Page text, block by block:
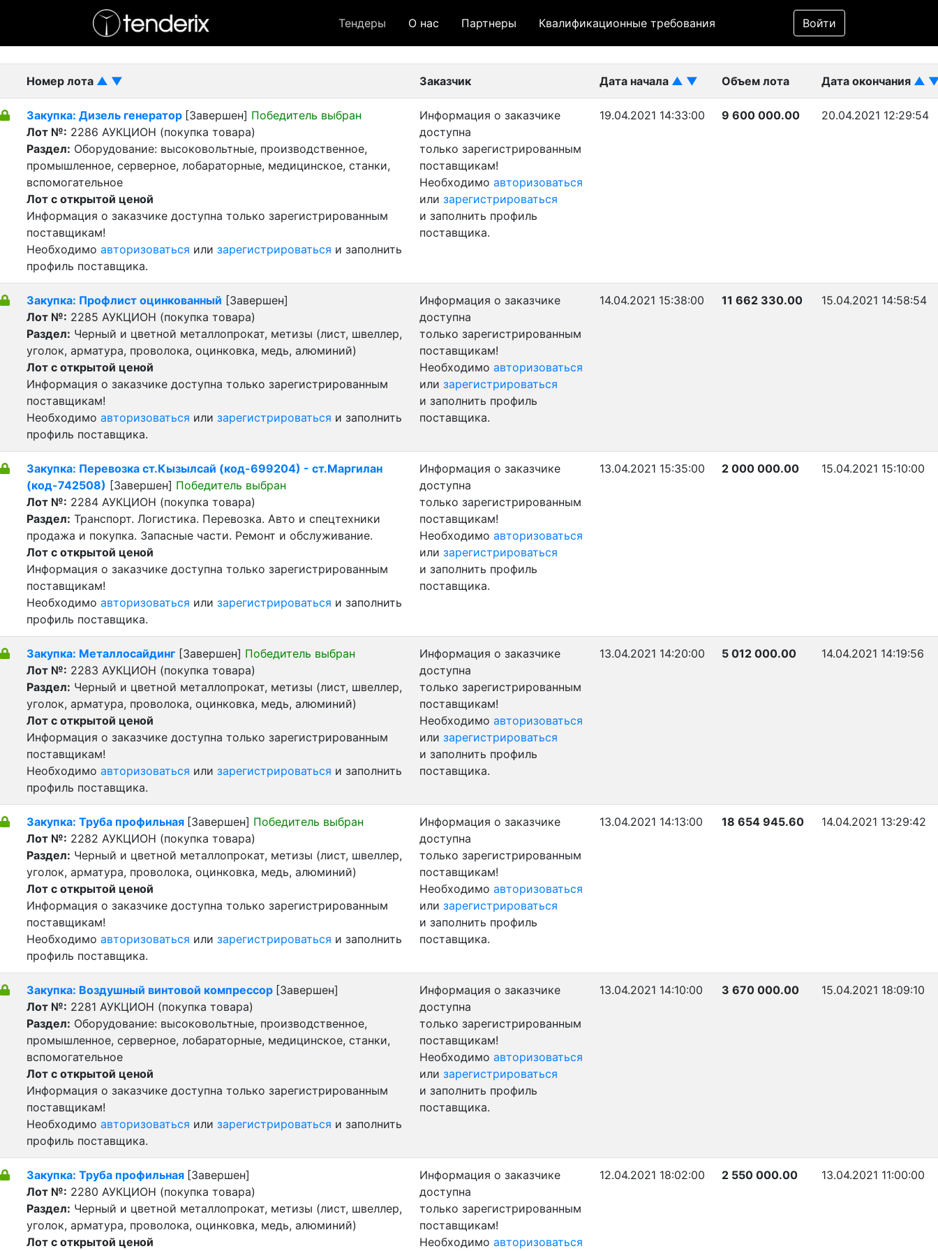
Тендеры О нас Партнеры Квалификационные требования Войти
Фильтр
- Завершенный лот
Номер лота ▲ ▼ Заказчик Дата начала ▲ ▼ Объем лота Дата окончания ▲
Закупка: Дизель генератор [Завершен] Победитель выбран
Лот №: 2286 АУКЦИОН (покупка товара)
Раздел: Оборудование: высоковольтные, производственное,
промышленное, серверное, лобараторные, медицинское, станки,
вспомогательное
Лот с открытой ценой
Информация о заказчике доступна только зарегистрированным
поставщикам!
Необходимо авторизоваться или зарегистрироваться и заполнить
профиль поставщика.
Информация о заказчике
доступна
только зарегистрированным
поставщикам!
Необходимо авторизоваться
или зарегистрироваться
и заполнить профиль
поставщика.
19.04.2021 14:33:00 9 600 000.00 20.04.2021 12:29:54
Закупка: Профлист оцинкованный [Завершен]
Лот №: 2285 АУКЦИОН (покупка товара)
Раздел: Черный и цветной металлопрокат, метизы (лист, швеллер,
уголок, арматура, проволока, оцинковка, медь, алюминий)
Лот с открытой ценой
Информация о заказчике доступна только зарегистрированным
поставщикам!
Необходимо авторизоваться или зарегистрироваться и заполнить
профиль поставщика.
Информация о заказчике
доступна
только зарегистрированным
поставщикам!
Необходимо авторизоваться
или зарегистрироваться
и заполнить профиль
поставщика.
14.04.2021 15:38:00 11 662 330.00 15.04.2021 14:58:54
Закупка: Перевозка ст.Кызылсай (код-699204) - ст.Маргилан
(код-742508) [Завершен] Победитель выбран
Лот №: 2284 АУКЦИОН (покупка товара)
Раздел: Транспорт. Логистика. Перевозка. Авто и спецтехники
продажа и покупка. Запасные части. Ремонт и обслуживание.
Лот с открытой ценой
Информация о заказчике доступна только зарегистрированным
поставщикам!
Необходимо авторизоваться или зарегистрироваться и заполнить
профиль поставщика.
Информация о заказчике
доступна
только зарегистрированным
поставщикам!
Необходимо авторизоваться
или зарегистрироваться
и заполнить профиль
поставщика.
13.04.2021 15:35:00 2 000 000.00 15.04.2021 15:10:00
Закупка: Металлосайдинг [Завершен] Победитель выбран
Лот №: 2283 АУКЦИОН (покупка товара)
Раздел: Черный и цветной металлопрокат, метизы (лист, швеллер,
уголок, арматура, проволока, оцинковка, медь, алюминий)
Лот с открытой ценой
Информация о заказчике доступна только зарегистрированным
поставщикам!
Необходимо авторизоваться или зарегистрироваться и заполнить
профиль поставщика.
Информация о заказчике
доступна
только зарегистрированным
поставщикам!
Необходимо авторизоваться
или зарегистрироваться
и заполнить профиль
поставщика.
13.04.2021 14:20:00 5 012 000.00 14.04.2021 14:19:56
Закупка: Труба профильная [Завершен] Победитель выбран
Лот №: 2282 АУКЦИОН (покупка товара)
Раздел: Черный и цветной металлопрокат, метизы (лист, швеллер,
уголок, арматура, проволока, оцинковка, медь, алюминий)
Лот с открытой ценой
Информация о заказчике доступна только зарегистрированным
поставщикам!
Необходимо авторизоваться или зарегистрироваться и заполнить
профиль поставщика.
Информация о заказчике
доступна
только зарегистрированным
поставщикам!
Необходимо авторизоваться
или зарегистрироваться
и заполнить профиль
поставщика.
13.04.2021 14:13:00 18 654 945.60 14.04.2021 13:29:42
Закупка: Воздушный винтовой компрессор [Завершен]
Лот №: 2281 АУКЦИОН (покупка товара)
Раздел: Оборудование: высоковольтные, производственное,
промышленное, серверное, лобараторные, медицинское, станки,
вспомогательное
Лот с открытой ценой
Информация о заказчике доступна только зарегистрированным
поставщикам!
Необходимо авторизоваться или зарегистрироваться и заполнить
профиль поставщика.
Информация о заказчике
доступна
только зарегистрированным
поставщикам!
Необходимо авторизоваться
или зарегистрироваться
и заполнить профиль
поставщика.
13.04.2021 14:10:00 3 670 000.00 15.04.2021 18:09:10
Закупка: Труба профильная [Завершен]
Лот №: 2280 АУКЦИОН (покупка товара)
Раздел: Черный и цветной металлопрокат, метизы (лист, швеллер,
уголок, арматура, проволока, оцинковка, медь, алюминий)
Лот с открытой ценой
Информация о заказчике
доступна
только зарегистрированным
поставщикам!
Необходимо авторизоваться
12.04.2021 18:02:00 2 550 000.00 13.04.2021 11:00:00